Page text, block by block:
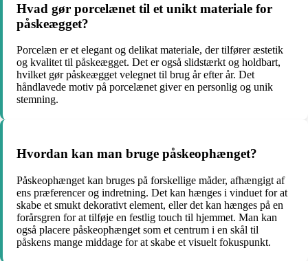
Hvad gør porcelænet til et unikt materiale for
påskeægget?
Porcelæn er et elegant og delikat materiale, der tilfører æstetik
og kvalitet til påskeægget. Det er også slidstærkt og holdbart,
hvilket gør påskeægget velegnet til brug år efter år. Det
håndlavede motiv på porcelænet giver en personlig og unik
stemning.
Hvordan kan man bruge påskeophænget?
Påskeophænget kan bruges på forskellige måder, afhængigt af
ens præferencer og indretning. Det kan hænges i vinduet for at
skabe et smukt dekorativt element, eller det kan hænges på en
forårsgren for at tilføje en festlig touch til hjemmet. Man kan
også placere påskeophænget som et centrum i en skål til
påskens mange middage for at skabe et visuelt fokuspunkt.